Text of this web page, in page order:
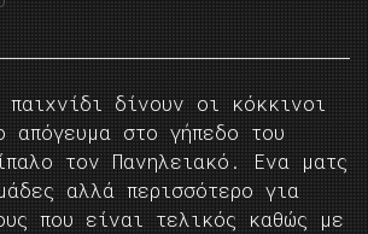
παιχνίδι δίνουν οι κόκκινοι
απόγευμα στο γήπεδο του
τον Πανηλειακό. Ενα ματς
αλλά περισσότερο για
που είναι τελικός καθώς με